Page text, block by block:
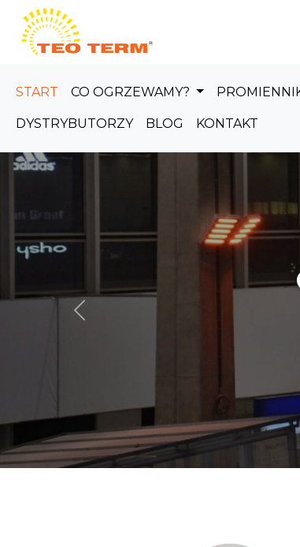
Skip to main content
START CO OGRZEWAMY?
DYSTRYBUTORZY BLOG KONTAKT
Poprzedni